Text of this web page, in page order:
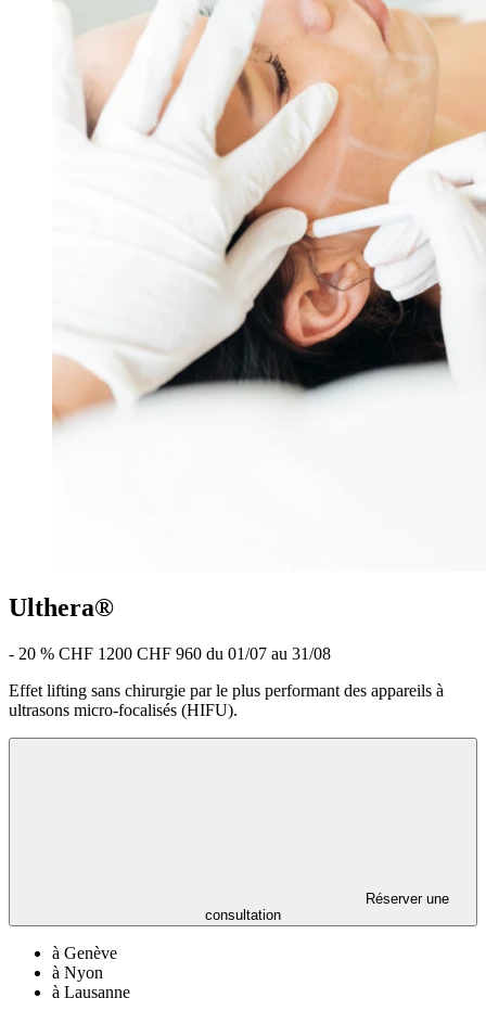
Ulthera®
- 20 % CHF 1200 CHF 960 du 01/07 au 31/08
Effet lifting sans chirurgie par le plus performant des appareils à
ultrasons micro-focalisés (HIFU).
Réserver une
consultation
à Genève
à Nyon
à Lausanne